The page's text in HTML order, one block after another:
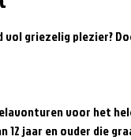
griezelig plezier?
voor het
12 jaar en ouder die